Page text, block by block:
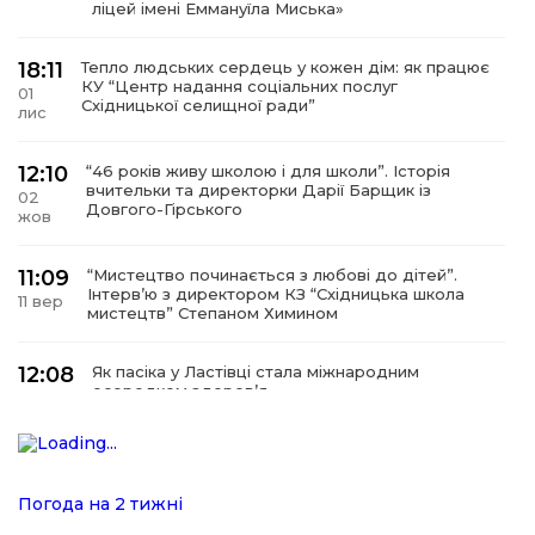
ліцей імені Еммануїла Миська»
18:11
01
лис
Тепло людських сердець у кожен дім: як працює
КУ “Центр надання соціальних послуг
Східницької селищної ради”
12:10
02
жов
“46 років живу школою і для школи”. Історія
вчительки та директорки Дарії Барщик із
Довгого-Гірського
11:09
11 вер
“Мистецтво починається з любові до дітей”.
Інтерв’ю з директором КЗ “Східницька школа
мистецтв” Степаном Химином
12:08
Як пасіка у Ластівці стала міжнародним
осередком здоров’я
15 лип
“Респект — Гаївка”
Погода на 2 тижні